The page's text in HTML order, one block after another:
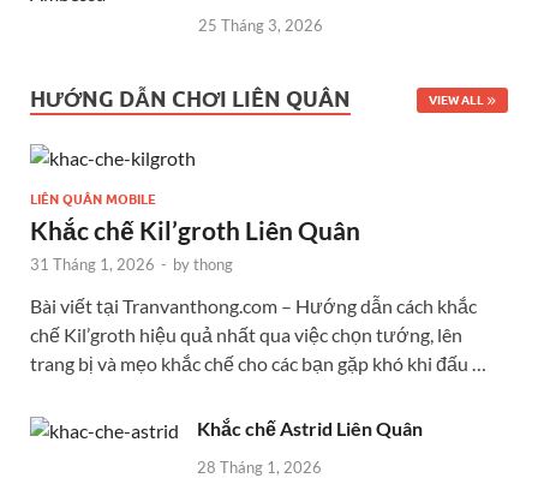
25 Tháng 3, 2026
HƯỚNG DẪN CHƠI LIÊN QUÂN VIEW ALL
LIÊN QUÂN MOBILE
Khắc chế Kil’groth Liên Quân
31 Tháng 1, 2026 - bythong
Bài viết tại Tranvanthong.com – Hướng dẫn cách khắc
chế Kil’groth hiệu quả nhất qua việc chọn tướng, lên
trang bị và mẹo khắc chế cho các bạn gặp khó khi đấu …
Khắc chế Astrid Liên Quân
28 Tháng 1, 2026